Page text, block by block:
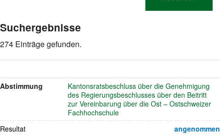
Suchergebnisse
274 Einträge gefunden.
Abstimmung
Kantonsratsbeschluss über die Genehmigung
des Regierungsbeschlusses über den Beitritt
zur Vereinbarung über die Ost – Ostschweizer
Fachhochschule
Resultat
angenommen